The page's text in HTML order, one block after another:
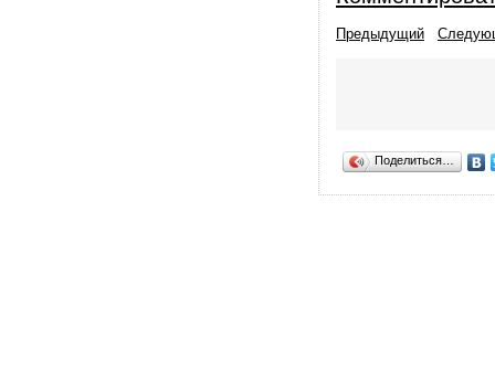
Предыдущий
Поделиться…